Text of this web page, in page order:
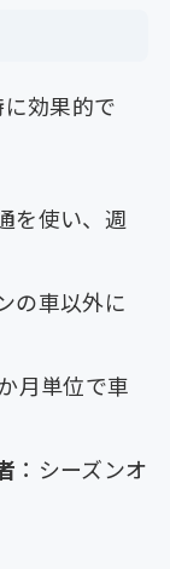
効果的で
を使い、週
の車以外に
月単位で車
：シーズンオ